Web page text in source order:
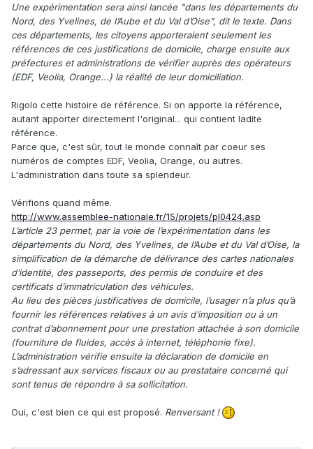
Une expérimentation sera ainsi lancée "dans les départements du
Nord, des Yvelines, de l’Aube et du Val d’Oise", dit le texte. Dans
ces départements, les citoyens apporteraient seulement les
références de ces justifications de domicile, charge ensuite aux
préfectures et administrations de vérifier auprès des opérateurs
(EDF, Veolia, Orange...) la réalité de leur domiciliation.
Rigolo cette histoire de référence. Si on apporte la référence,
autant apporter directement l'original... qui contient ladite
référence.
Parce que, c'est sûr, tout le monde connaît par coeur ses
numéros de comptes EDF, Veolia, Orange, ou autres.
L'administration dans toute sa splendeur.
Vérifions quand même.
http://www.assemblee-nationale.fr/15/projets/pl0424.asp
L’article 23 permet, par la voie de l’expérimentation dans les
départements du Nord, des Yvelines, de l’Aube et du Val d’Oise, la
simplification de la démarche de délivrance des cartes nationales
d’identité, des passeports, des permis de conduire et des
certificats d’immatriculation des véhicules.
Au lieu des pièces justificatives de domicile, l’usager n’a plus qu’à
fournir les références relatives à un avis d’imposition ou à un
contrat d’abonnement pour une prestation attachée à son domicile
(fourniture de fluides, accès à internet, téléphonie fixe).
L’administration vérifie ensuite la déclaration de domicile en
s’adressant aux services fiscaux ou au prestataire concerné qui
sont tenus de répondre à sa sollicitation.
Oui, c'est bien ce qui est proposé. Renversant !